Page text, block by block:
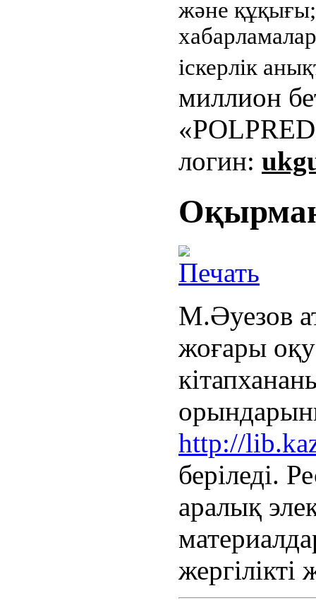
және
іскерлік
миллион
логин:
М.Әуезов
жоғары
http://
беріледі.
аралық
жергілікті